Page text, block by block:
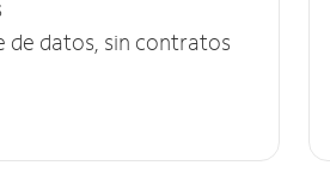
de datos, sin contratos